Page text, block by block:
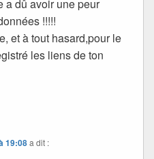
a dû avoir une peur
!!!!!
et à tout hasard,pour le
les liens de ton
19:08a dit :